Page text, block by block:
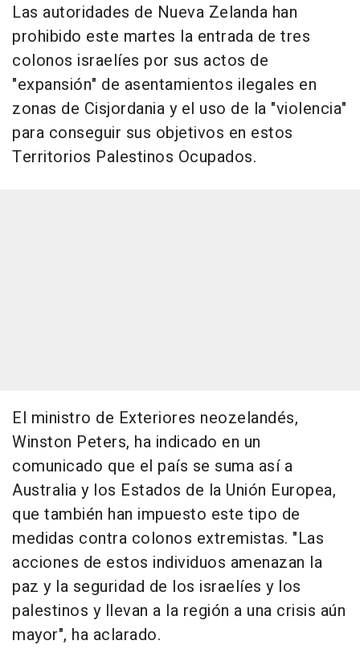
Las autoridades de Nueva Zelanda han
prohibido este martes la entrada de tres
colonos israelíes por sus actos de
"expansión" de asentamientos ilegales en
zonas de Cisjordania y el uso de la "violencia"
para conseguir sus objetivos en estos
Territorios Palestinos Ocupados.
El ministro de Exteriores neozelandés,
Winston Peters, ha indicado en un
comunicado que el país se suma así a
Australia y los Estados de la Unión Europea,
que también han impuesto este tipo de
medidas contra colonos extremistas. "Las
acciones de estos individuos amenazan la
paz y la seguridad de los israelíes y los
palestinos y llevan a la región a una crisis aún
mayor", ha aclarado.